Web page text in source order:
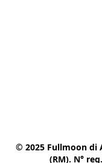
© 2025 Fullmoon di
(RM). N°